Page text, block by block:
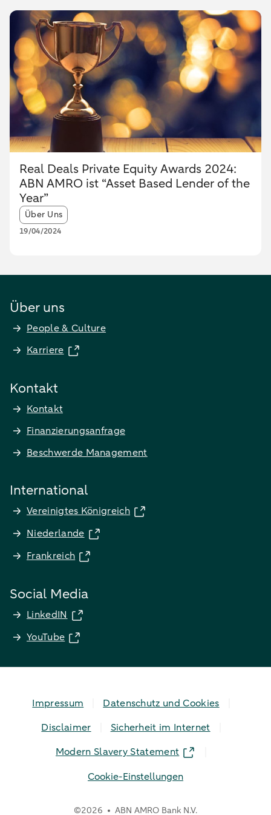
Real Deals Private Equity Awards 2024:
ABN AMRO ist “Asset Based Lender of the
Year”
Article tags:
Über Uns
19/04/2024
Über uns
People & Culture
Karriere
Kontakt
Kontakt
Finanzierungsanfrage
Beschwerde Management
International
Vereinigtes Königreich
Niederlande
Frankreich
Social Media
LinkedIN
YouTube
Impressum
Datenschutz und Cookies
Disclaimer
Sicherheit im Internet
Modern Slavery Statement
Cookie-Einstellungen
©2026 ABN AMRO Bank N.V.